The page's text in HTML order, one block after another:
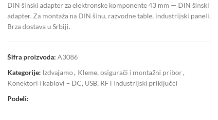
DIN šinski adapter za elektronske komponente 43 mm — DIN šinski
adapter. Za montaža na DIN šinu, razvodne table, industrijski paneli.
Brza dostava u Srbiji.
Šifra proizvoda: A3086
Kategorije: Izdvajamo, Kleme, osigurači i montažni pribor,
Konektori i kablovi – DC, USB, RF i industrijski priključci
Podeli: